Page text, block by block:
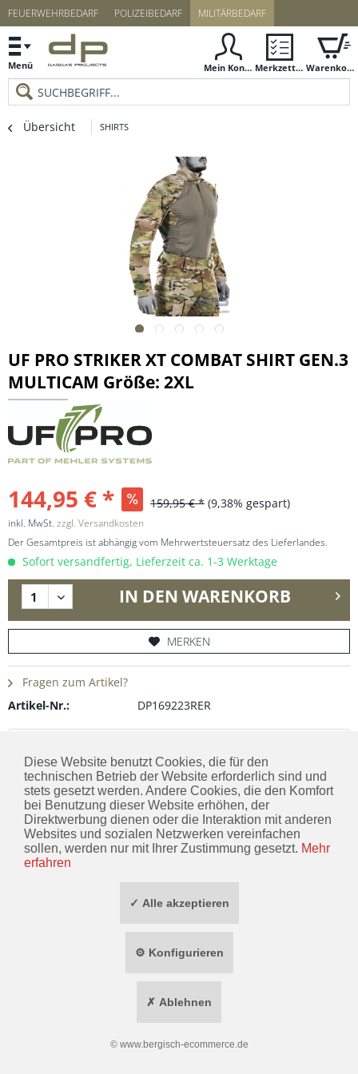
FEUERWEHRBEDARF POLIZEIBEDARF MILITÄRBEDARF
Menü Mein Konto Merkzettel Warenkorb
Übersicht SHIRTS
UF PRO STRIKER XT COMBAT SHIRT GEN.3
MULTICAM Größe: 2XL
144,95 € * 159,95 € * (9,38% gespart)
inkl. MwSt. zzgl. Versandkosten
Der Gesamtpreis ist abhängig vom Mehrwertsteuersatz des Lieferlandes.
Sofort versandfertig, Lieferzeit ca. 1-3 Werktage
IN DEN WARENKORB
MERKEN
Fragen zum Artikel?
Artikel-Nr.:
DP169223RER
Dank des hybriden Materialdesigns zeichnet sich das UF
PRO Combat Shirt Gen.3 durch extreme...mehr
KONTAKT
INFORMATIONEN
ZAHLUNG / VERSAND
* ALLE PREISE INKL. GESETZL. MEHRWERTSTEUER ZZGL.
WIDERRUF ERKLÄREN
Diese Website benutzt Cookies, die für den
technischen Betrieb der Website erforderlich sind und
stets gesetzt werden. Andere Cookies, die den Komfort
bei Benutzung dieser Website erhöhen, der
Direktwerbung dienen oder die Interaktion mit anderen
Websites und sozialen Netzwerken vereinfachen
sollen, werden nur mit Ihrer Zustimmung gesetzt. Mehr
erfahren
✓ Alle akzeptieren
⚙ Konfigurieren
✗ Ablehnen
© www.bergisch-ecommerce.de